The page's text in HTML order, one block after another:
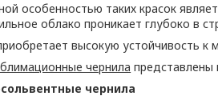
особенностью таких красок
облако проникает глубоко в
высокую устойчивость
чернила представлены
чернила